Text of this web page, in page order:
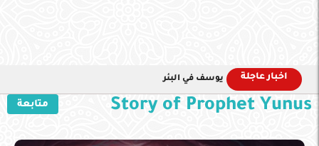
اخبار عاجلة يوسف في البئر
Story of Prophet Yunus متابعة